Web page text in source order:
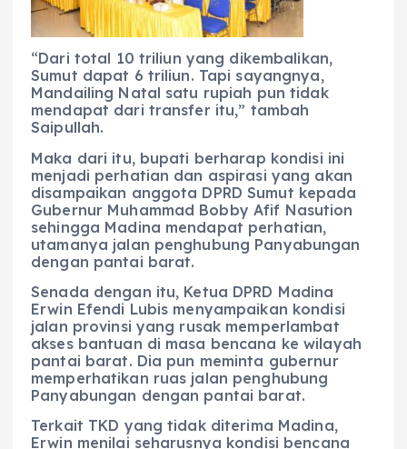
“Dari total 10 triliun yang dikembalikan,
Sumut dapat 6 triliun. Tapi sayangnya,
Mandailing Natal satu rupiah pun tidak
mendapat dari transfer itu,” tambah
Saipullah.
Maka dari itu, bupati berharap kondisi ini
menjadi perhatian dan aspirasi yang akan
disampaikan anggota DPRD Sumut kepada
Gubernur Muhammad Bobby Afif Nasution
sehingga Madina mendapat perhatian,
utamanya jalan penghubung Panyabungan
dengan pantai barat.
Senada dengan itu, Ketua DPRD Madina
Erwin Efendi Lubis menyampaikan kondisi
jalan provinsi yang rusak memperlambat
akses bantuan di masa bencana ke wilayah
pantai barat. Dia pun meminta gubernur
memperhatikan ruas jalan penghubung
Panyabungan dengan pantai barat.
Terkait TKD yang tidak diterima Madina,
Erwin menilai seharusnya kondisi bencana